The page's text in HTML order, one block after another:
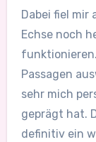
Dabei fiel mir
Echse noch
Passagen
sehr mich
geprägt hat.
definitiv ein